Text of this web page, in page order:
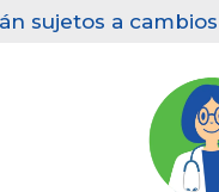
a cambios